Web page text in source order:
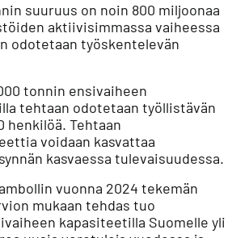
suuruus on noin 800 miljoonaa
aktiivisimmassa vaiheessa
odotetaan työskentelevän
tonnin ensivaiheen
tehtaan odotetaan työllistävän
henkilöä. Tehtaan
voidaan kasvattaa
kasvaessa tulevaisuudessa.
vuonna 2024 tekemän
mukaan tehdas tuo
kapasiteetilla Suomelle yli